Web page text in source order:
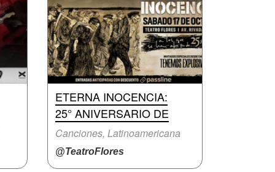
ETERNA INOCENCIA:
25° ANIVERSARIO DE
Canciones, Latinoamericana
@TeatroFlores